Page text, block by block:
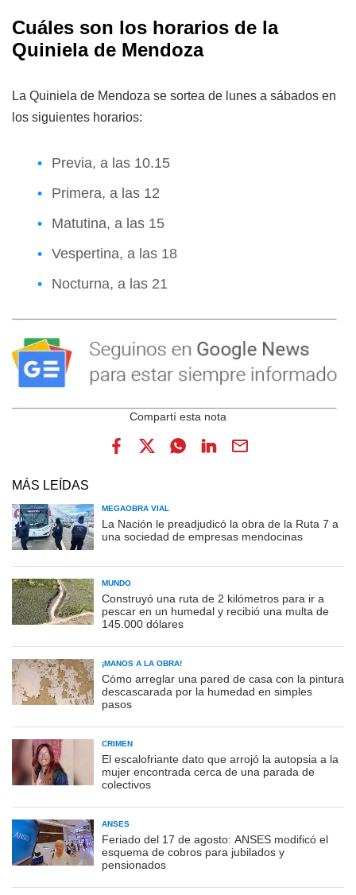
Cuáles son los horarios de la
Quiniela de Mendoza
La Quiniela de Mendoza se sortea de lunes a sábados en
los siguientes horarios:
Previa, a las 10.15
Primera, a las 12
Matutina, a las 15
Vespertina, a las 18
Nocturna, a las 21
MÁS LEÍDAS
MEGAOBRA VIAL
La Nación le preadjudicó la obra de la Ruta 7 a
una sociedad de empresas mendocinas
MUNDO
Construyó una ruta de 2 kilómetros para ir a
pescar en un humedal y recibió una multa de
145.000 dólares
¡MANOS A LA OBRA!
Cómo arreglar una pared de casa con la pintura
descascarada por la humedad en simples
pasos
CRIMEN
El escalofriante dato que arrojó la autopsia a la
mujer encontrada cerca de una parada de
colectivos
ANSES
Feriado del 17 de agosto: ANSES modificó el
esquema de cobros para jubilados y
pensionados